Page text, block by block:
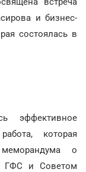
и бизнес-
состоялась в
эффективное
которая
о
ГФС и Советом